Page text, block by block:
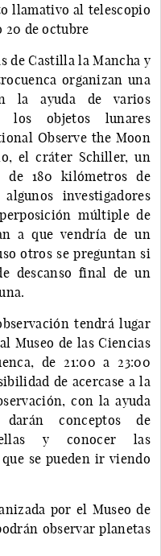
llamativo al telescopio
20 de octubre
de Castilla la Mancha y
organizan una
la ayuda de varios
los objetos lunares
Observe the Moon
el cráter Schiller, un
de 180 kilómetros de
investigadores
múltiple de
a que vendría de un
otros se preguntan si
descanso final de un
tendrá lugar
Museo de las Ciencias
de 21:00 a 23:00
de acercase a la
con la ayuda
conceptos de
y conocer las
se pueden ir viendo
por el Museo de
observar planetas